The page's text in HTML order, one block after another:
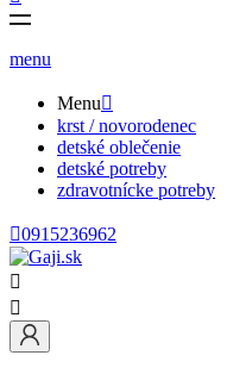
menu
Menu
krst / novorodenec
detské oblečenie
detské potreby
zdravotnícke potreby
0915236962

